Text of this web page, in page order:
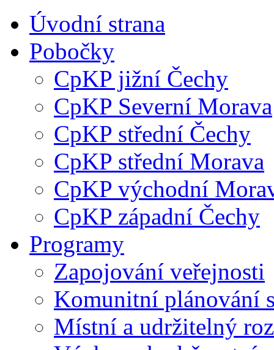
Úvodní strana
Pobočky
CpKP jižní Čechy
CpKP Severní Morava
CpKP střední Čechy
CpKP střední Morava
CpKP východní
CpKP západní Čechy
Programy
Zapojování veřejnosti
Komunitní plánování
Místní a udržitelný